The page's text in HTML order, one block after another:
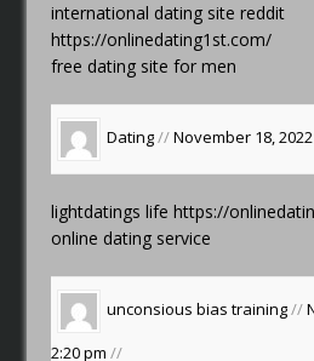
international dating site reddit
https://onlinedating1st.com/
free dating site for men
Dating//November 18,
lightdatings lifehttps://
online dating service
unconsious bias training//
2:20 pm//